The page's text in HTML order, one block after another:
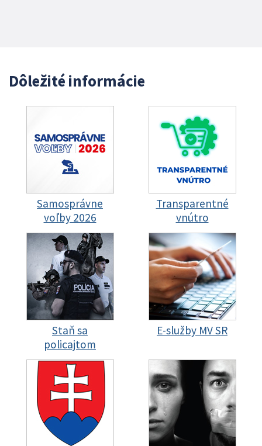
Dôležité informácie
Samosprávne
voľby 2026
Transparentné
vnútro
Staň sa
policajtom
E-služby MV SR